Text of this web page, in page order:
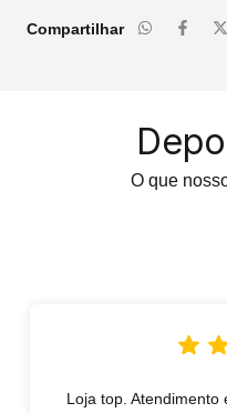
Compartilhar
O que
Loja top. Atendimento